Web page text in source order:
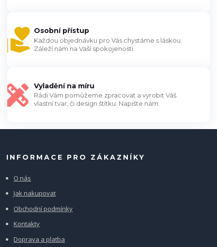
Osobní přístup
Každou objednávku pro Vás chystáme s láskou.
Záleží nám na Vaší spokojenosti.
Vyladění na míru
Rádi Vám pomůžeme zpracovat a vyrobit Váš
vlastní tvar, či design štítku. Napište nám.
INFORMACE PRO ZÁKAZNÍKY
O nás
Jak nakupovat
Obchodní podmínky
Kontakty
Doprava a platba